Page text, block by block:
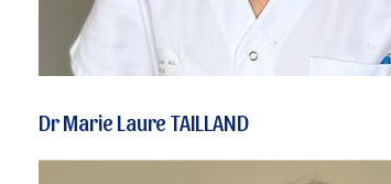
Dr Marie Laure TAILLAND